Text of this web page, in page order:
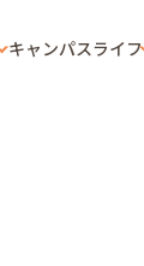
キャンパスライフ